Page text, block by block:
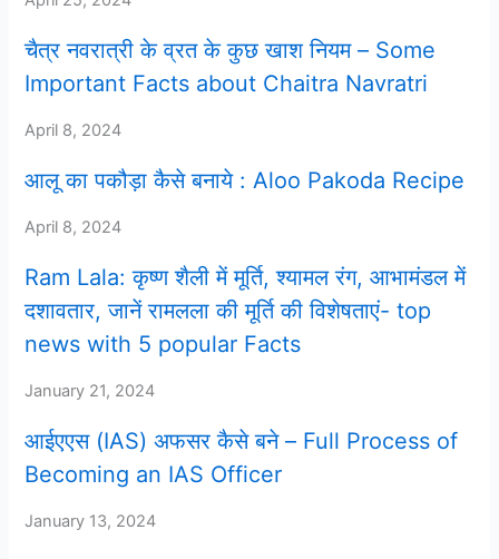
चैत्र नवरात्री के व्रत के कुछ खाश नियम – Some
Important Facts about Chaitra Navratri
April 8, 2024
आलू का पकौड़ा कैसे बनाये : Aloo Pakoda Recipe
April 8, 2024
Ram Lala: कृष्ण शैली में मूर्ति, श्यामल रंग, आभामंडल में
दशावतार, जानें रामलला की मूर्ति की विशेषताएं- top
news with 5 popular Facts
January 21, 2024
आईएएस (IAS) अफसर कैसे बने – Full Process of
Becoming an IAS Officer
January 13, 2024